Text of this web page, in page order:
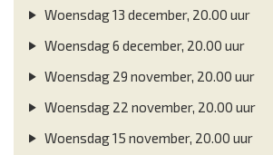
Woensdag 13 december, 20.00 uur
Woensdag 6 december, 20.00 uur
Woensdag 29 november, 20.00 uur
Woensdag 22 november, 20.00 uur
Woensdag 15 november, 20.00 uur